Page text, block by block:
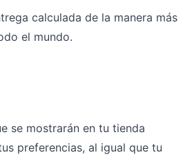
calculada de la manera más
el mundo.
se mostrarán en tu tienda
preferencias, al igual que tu